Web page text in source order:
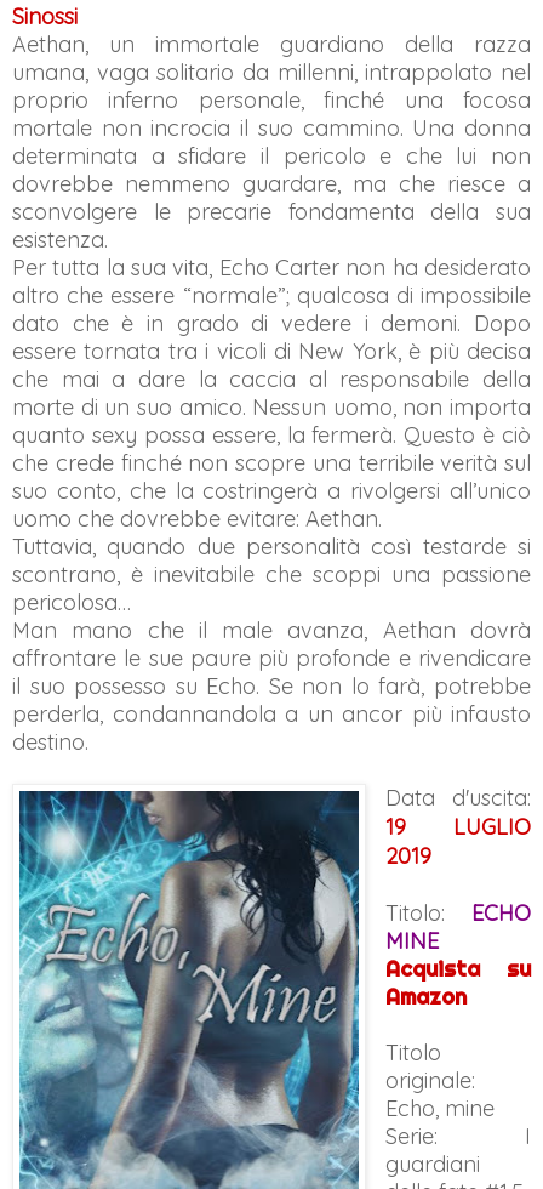
Sinossi
Aethan, un immortale guardiano della razza
umana, vaga solitario da millenni, intrappolato nel
proprio inferno personale, finché una focosa
mortale non incrocia il suo cammino. Una donna
determinata a sfidare il pericolo e che lui non
dovrebbe nemmeno guardare, ma che riesce a
sconvolgere le precarie fondamenta della sua
esistenza.
Per tutta la sua vita, Echo Carter non ha desiderato
altro che essere “normale”; qualcosa di impossibile
dato che è in grado di vedere i demoni. Dopo
essere tornata tra i vicoli di New York, è più decisa
che mai a dare la caccia al responsabile della
morte di un suo amico. Nessun uomo, non importa
quanto sexy possa essere, la fermerà. Questo è ciò
che crede finché non scopre una terribile verità sul
suo conto, che la costringerà a rivolgersi all’unico
uomo che dovrebbe evitare: Aethan.
Tuttavia, quando due personalità così testarde si
scontrano, è inevitabile che scoppi una passione
pericolosa…
Man mano che il male avanza, Aethan dovrà
affrontare le sue paure più profonde e rivendicare
il suo possesso su Echo. Se non lo farà, potrebbe
perderla, condannandola a un ancor più infausto
destino.
Data d'uscita:
19 LUGLIO
2019
Titolo: ECHO
MINE
Acquista su
Amazon
Titolo
originale:
Echo, mine
Serie: I
guardiani